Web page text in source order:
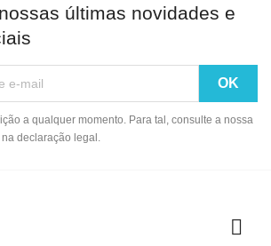
últimas novidades e
a qualquer momento. Para tal, consulte a nossa
declaração legal.
